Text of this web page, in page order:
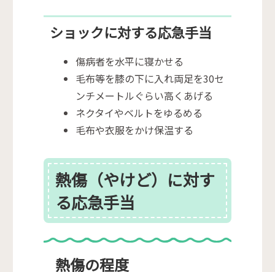
ショックに対する応急手当
傷病者を水平に寝かせる
毛布等を膝の下に入れ両足を30セ
ンチメートルぐらい高くあげる
ネクタイやベルトをゆるめる
毛布や衣服をかけ保温する
熱傷（やけど）に対す
る応急手当
熱傷の程度